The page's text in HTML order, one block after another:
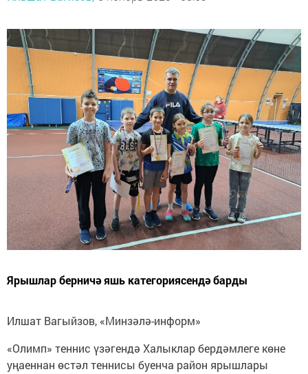
Ярышлар берничә яшь категориясендә барды
Илшат Вагыйзов, «Минзәлә-информ»
«Олимп» теннис үзәгендә Халыклар бердәмлеге көне
уңаеннан өстәл теннисы буенча район ярышлары